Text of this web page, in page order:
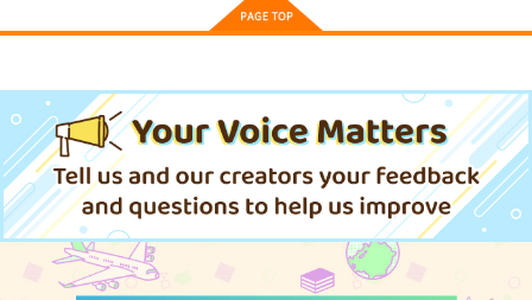
森倉円「名前のない
星」絵師100人
展 16 大阪展 前売り券
産経新聞社
1,300円
オリジナル
サンプル
底辺村人の最強ハーレ
ム 数万人の女に対
し、男は俺一人 1
KADOKAWA
913円（税込）
サンプル
作品詳細
ー 17
スクウェア・エニック
ス
770円（税込）
KADOKAWA
924円（税込）
サンプル